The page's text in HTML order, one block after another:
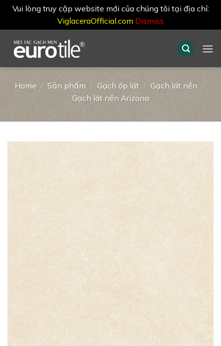
Vui lòng truy cập website mới của chúng tôi tại địa chỉ:
ViglaceraOfficial.com Dismiss
content
Home / Sản phẩm / Gạch ốp lát / Gạch lát nền /
Gạch lát nền Arizona